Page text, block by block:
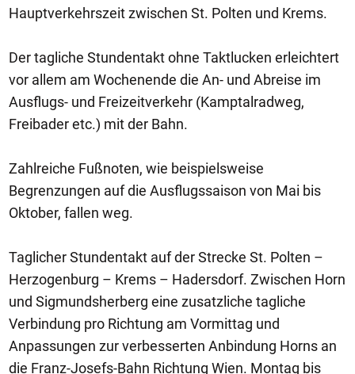
Hauptverkehrszeit zwischen St. Polten und Krems.
Der tagliche Stundentakt ohne Taktlucken erleichtert
vor allem am Wochenende die An- und Abreise im
Ausflugs- und Freizeitverkehr (Kamptalradweg,
Freibader etc.) mit der Bahn.
Zahlreiche Fußnoten, wie beispielsweise
Begrenzungen auf die Ausflugssaison von Mai bis
Oktober, fallen weg.
Taglicher Stundentakt auf der Strecke St. Polten –
Herzogenburg – Krems – Hadersdorf. Zwischen Horn
und Sigmundsherberg eine zusatzliche tagliche
Verbindung pro Richtung am Vormittag und
Anpassungen zur verbesserten Anbindung Horns an
die Franz-Josefs-Bahn Richtung Wien. Montag bis